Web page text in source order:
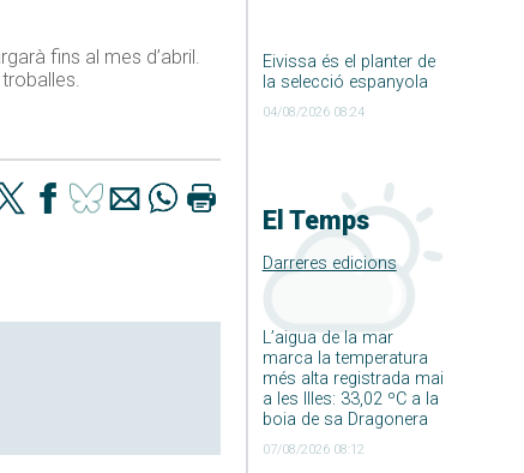
Eivissa és el planter de
la selecció espanyola
04/08/2026 08:24
El Temps
Darreres edicions
L’aigua de la mar
marca la temperatura
més alta registrada mai
a les Illes: 33,02 ºC a la
boia de sa Dragonera
07/08/2026 08:12
fins al mes d’abril.